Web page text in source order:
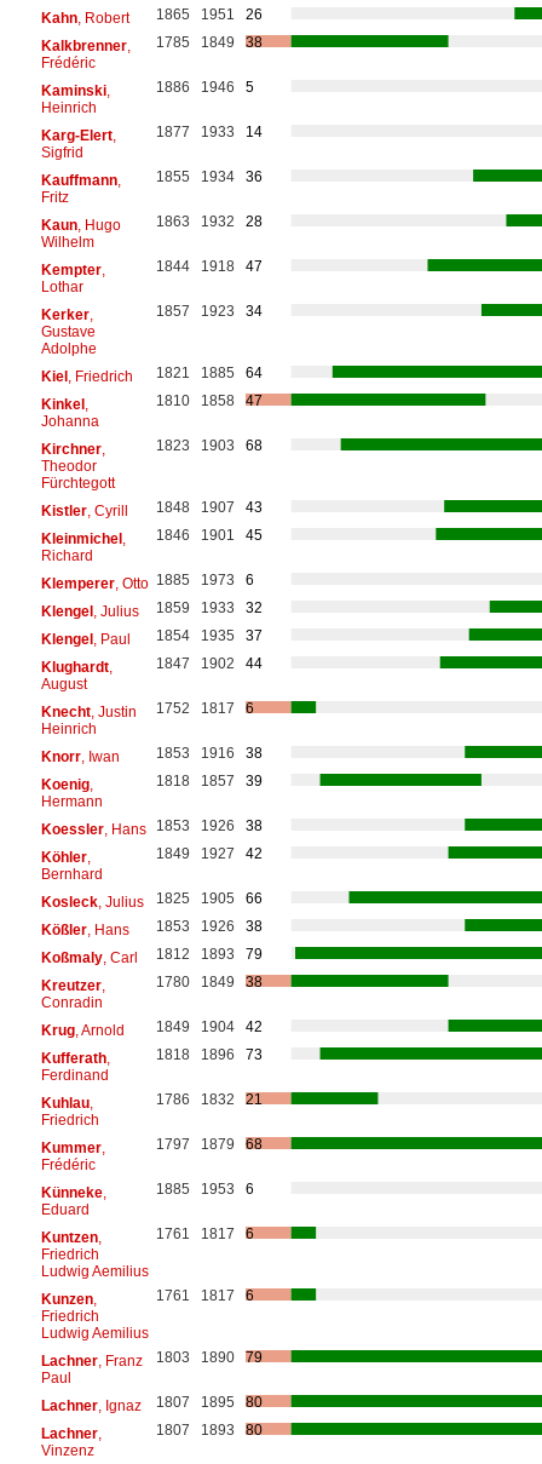
Kahn, Robert 1865 1951
26
Kalkbrenner,
Frédéric
1785 1849 38
Kaminski,
Heinrich
1886 1946 5
Karg-Elert,
Sigfrid
1877 1933 14
Kauffmann,
Fritz
1855 1934 36
Kaun, Hugo
Wilhelm
1863 1932 28
Kempter,
Lothar
1844 1918 47
Kerker,
Gustave
Adolphe
1857 1923 34
Kiel, Friedrich 1821 1885
64
Kinkel,
Johanna
1810 1858 47
Kirchner,
Theodor
Fürchtegott
1823 1903 68
Kistler, Cyrill 1848 1907
43
Kleinmichel,
Richard
1846 1901 45
Klemperer, Otto 1885 1973
6
Klengel, Julius 1859 1933
32
Klengel, Paul 1854 1935
37
Klughardt,
August
1847 1902 44
Knecht, Justin
Heinrich
1752 1817 6
Knorr, Iwan 1853 1916
38
Koenig,
Hermann
1818 1857 39
Koessler, Hans 1853 1926
38
Köhler,
Bernhard
1849 1927 42
Kosleck, Julius 1825 1905
66
Kößler, Hans 1853 1926
38
Koßmaly, Carl 1812 1893
79
Kreutzer,
Conradin
1780 1849 38
Krug, Arnold 1849 1904
42
Kufferath,
Ferdinand
1818 1896 73
Kuhlau,
Friedrich
1786 1832 21
Kummer,
Frédéric
1797 1879 68
Künneke,
Eduard
1885 1953 6
Kuntzen,
Friedrich
Ludwig Aemilius
1761 1817 6
Kunzen,
Friedrich
Ludwig Aemilius
1761 1817 6
Lachner, Franz
Paul
1803 1890 79
Lachner, Ignaz 1807 1895
80
Lachner,
Vinzenz
1807 1893 80